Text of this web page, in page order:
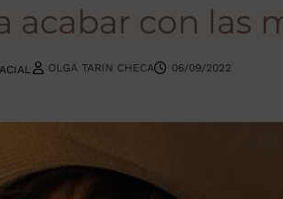
acabar con las
OLGA TARIN CHECA 06/09/2022